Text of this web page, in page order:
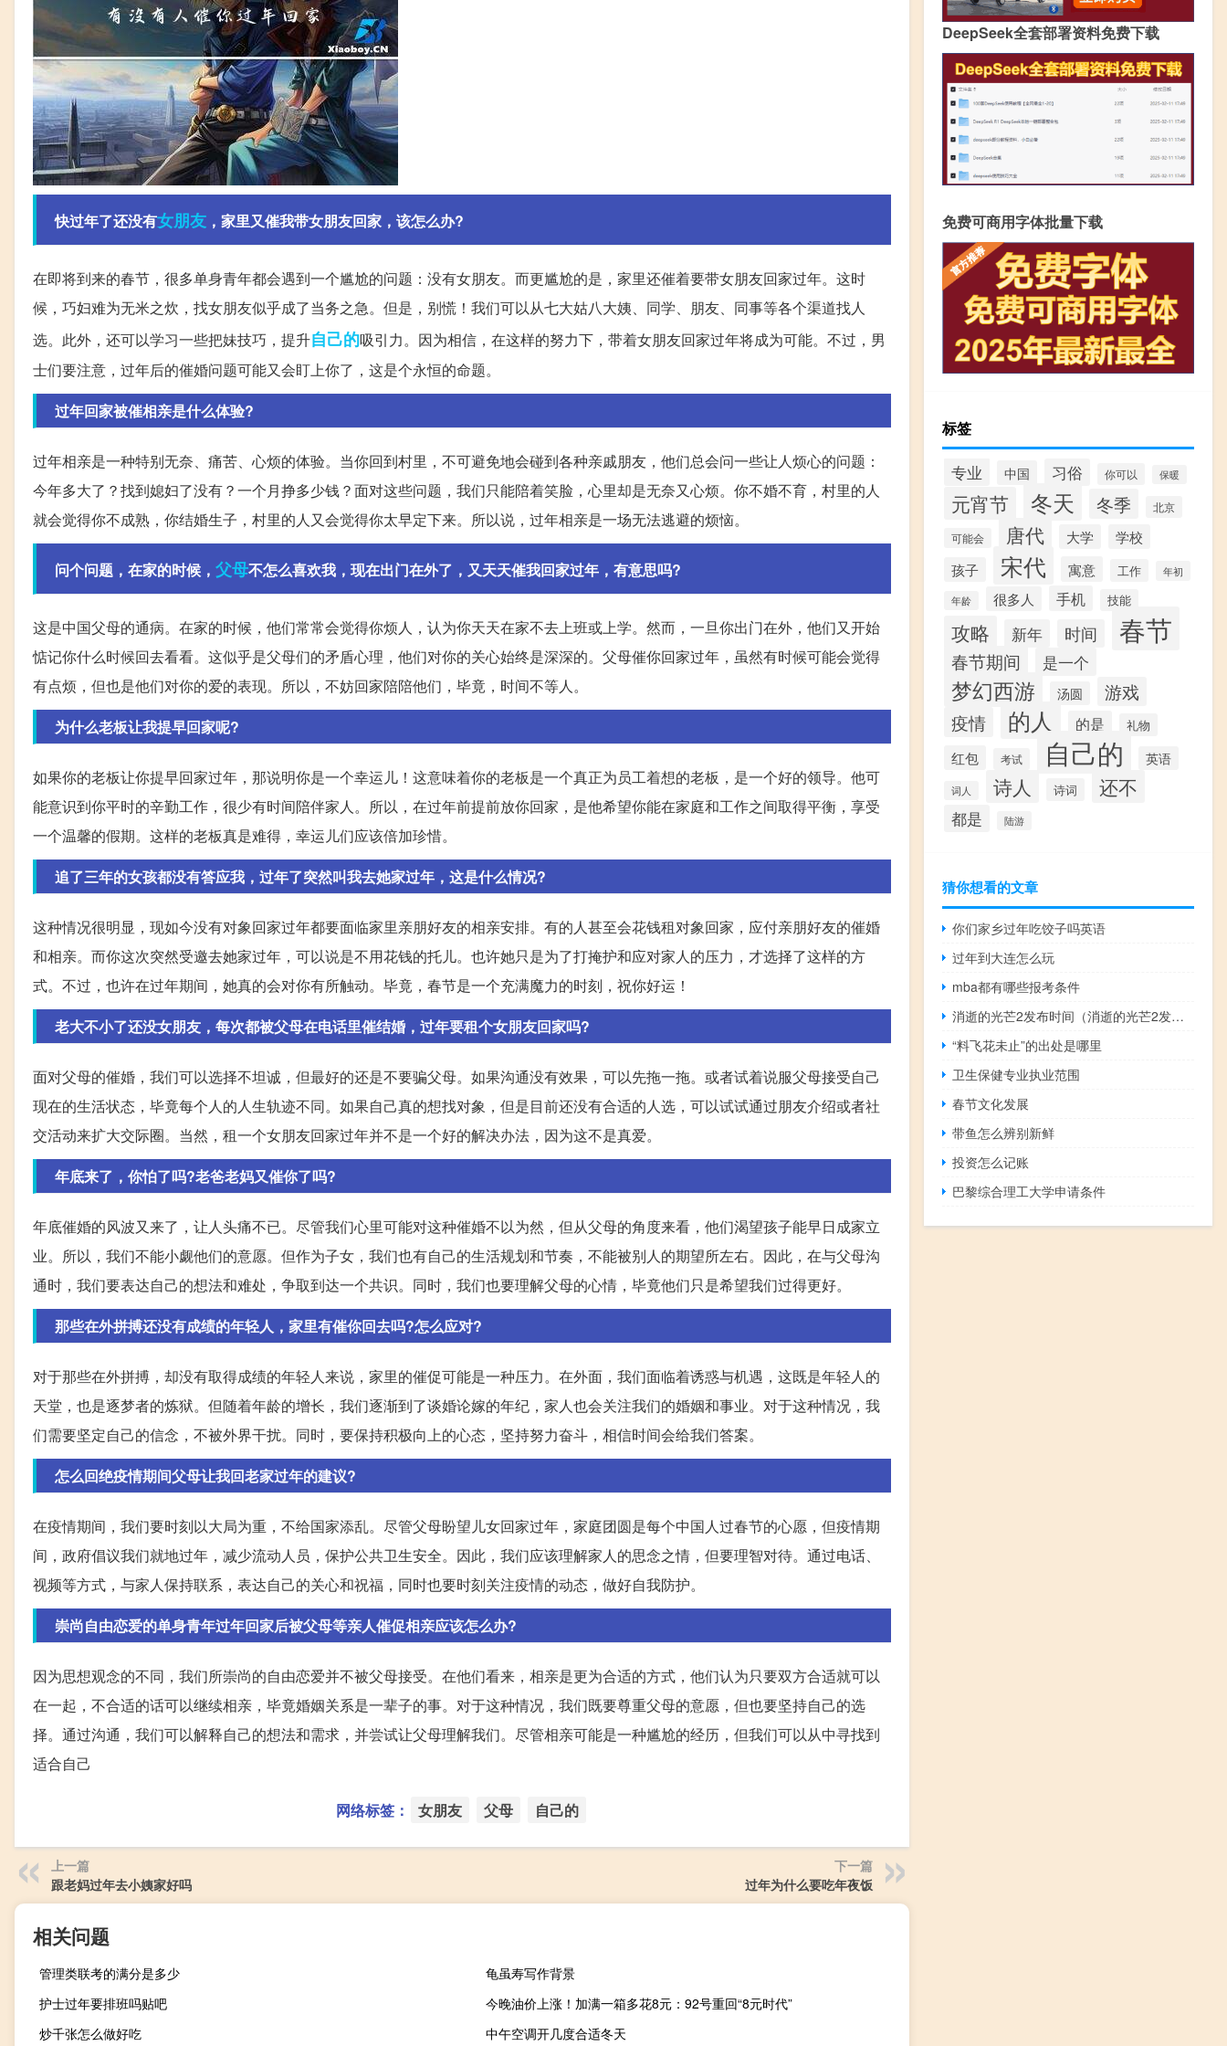
快过年了还没有女朋友 ，家里又催我带女朋友回家，该怎么办?
在即将到来的春节，很多单身青年都会遇到一个尴尬的问题：没有女朋友。而更尴尬的是，家里还催着要带女朋友回家过年。这时
候，巧妇难为无米之炊，找女朋友似乎成了当务之急。但是，别慌！我们可以从七大姑八大姨、同学、朋友、同事等各个渠道找人
选。此外，还可以学习一些把妹技巧，提升自己的吸引力。因为相信，在这样的努力下，带着女朋友回家过年将成为可能。不过，男
士们要注意，过年后的催婚问题可能又会盯上你了，这是个永恒的命题。
过年回家被催相亲是什么体验?
过年相亲是一种特别无奈、痛苦、心烦的体验。当你回到村里，不可避免地会碰到各种亲戚朋友，他们总会问一些让人烦心的问题：
今年多大了？找到媳妇了没有？一个月挣多少钱？面对这些问题，我们只能陪着笑脸，心里却是无奈又心烦。你不婚不育，村里的人
就会觉得你不成熟，你结婚生子，村里的人又会觉得你太早定下来。所以说，过年相亲是一场无法逃避的烦恼。
问个问题，在家的时候， 父母不怎么喜欢我，现在出门在外了，又天天催我回家过年，有意思吗?
这是中国父母的通病。在家的时候，他们常常会觉得你烦人，认为你天天在家不去上班或上学。然而，一旦你出门在外，他们又开始
惦记你什么时候回去看看。这似乎是父母们的矛盾心理，他们对你的关心始终是深深的。父母催你回家过年，虽然有时候可能会觉得
有点烦，但也是他们对你的爱的表现。所以，不妨回家陪陪他们，毕竟，时间不等人。
为什么老板让我提早回家呢?
如果你的老板让你提早回家过年，那说明你是一个幸运儿！这意味着你的老板是一个真正为员工着想的老板，是一个好的领导。他可
能意识到你平时的辛勤工作，很少有时间陪伴家人。所以，在过年前提前放你回家，是他希望你能在家庭和工作之间取得平衡，享受
一个温馨的假期。这样的老板真是难得，幸运儿们应该倍加珍惜。
追了三年的女孩都没有答应我，过年了突然叫我去她家过年，这是什么情况?
这种情况很明显，现如今没有对象回家过年都要面临家里亲朋好友的相亲安排。有的人甚至会花钱租对象回家，应付亲朋好友的催婚
和相亲。而你这次突然受邀去她家过年，可以说是不用花钱的托儿。也许她只是为了打掩护和应对家人的压力，才选择了这样的方
式。不过，也许在过年期间，她真的会对你有所触动。毕竟，春节是一个充满魔力的时刻，祝你好运！
老大不小了还没女朋友，每次都被父母在电话里催结婚，过年要租个女朋友回家吗?
面对父母的催婚，我们可以选择不坦诚，但最好的还是不要骗父母。如果沟通没有效果，可以先拖一拖。或者试着说服父母接受自己
现在的生活状态，毕竟每个人的人生轨迹不同。如果自己真的想找对象，但是目前还没有合适的人选，可以试试通过朋友介绍或者社
交活动来扩大交际圈。当然，租一个女朋友回家过年并不是一个好的解决办法，因为这不是真爱。
年底来了，你怕了吗?老爸老妈又催你了吗?
年底催婚的风波又来了，让人头痛不已。尽管我们心里可能对这种催婚不以为然，但从父母的角度来看，他们渴望孩子能早日成家立
业。所以，我们不能小觑他们的意愿。但作为子女，我们也有自己的生活规划和节奏，不能被别人的期望所左右。因此，在与父母沟
通时，我们要表达自己的想法和难处，争取到达一个共识。同时，我们也要理解父母的心情，毕竟他们只是希望我们过得更好。
那些在外拼搏还没有成绩的年轻人，家里有催你回去吗?怎么应对?
对于那些在外拼搏，却没有取得成绩的年轻人来说，家里的催促可能是一种压力。在外面，我们面临着诱惑与机遇，这既是年轻人的
天堂，也是逐梦者的炼狱。但随着年龄的增长，我们逐渐到了谈婚论嫁的年纪，家人也会关注我们的婚姻和事业。对于这种情况，我
们需要坚定自己的信念，不被外界干扰。同时，要保持积极向上的心态，坚持努力奋斗，相信时间会给我们答案。
怎么回绝疫情期间父母让我回老家过年的建议?
在疫情期间，我们要时刻以大局为重，不给国家添乱。尽管父母盼望儿女回家过年，家庭团圆是每个中国人过春节的心愿，但疫情期
间，政府倡议我们就地过年，减少流动人员，保护公共卫生安全。因此，我们应该理解家人的思念之情，但要理智对待。通过电话、
视频等方式，与家人保持联系，表达自己的关心和祝福，同时也要时刻关注疫情的动态，做好自我防护。
崇尚自由恋爱的单身青年过年回家后被父母等亲人催促相亲应该怎么办?
因为思想观念的不同，我们所崇尚的自由恋爱并不被父母接受。在他们看来，相亲是更为合适的方式，他们认为只要双方合适就可以
在一起，不合适的话可以继续相亲，毕竟婚姻关系是一辈子的事。对于这种情况，我们既要尊重父母的意愿，但也要坚持自己的选
择。通过沟通，我们可以解释自己的想法和需求，并尝试让父母理解我们。尽管相亲可能是一种尴尬的经历，但我们可以从中寻找到
适合自己
网络标签： 女朋友 父母 自己的
上一篇
跟老妈过年去小姨家好吗
下一篇
过年为什么要吃年夜饭
相关问题
管理类联考的满分是多少
龟虽寿写作背景
护士过年要排班吗贴吧
今晚油价上涨！加满一箱多花8元：92号重回“8元时代”
炒千张怎么做好吃
中午空调开几度合适冬天
DeepSeek全套部署资料免费下载
免费可商用字体批量下载
标签
专业 中国 习俗 你可以 保暖
元宵节 冬天 冬季 北京
可能会 唐代 大学
学校
孩子
宋代 寓意 工作 年初
年龄 很多人 手机 技能
攻略 新年 时间 春节
春节期间 是一个
梦幻西游 汤圆 游戏
疫情 的人 的是 礼物
红包 考试 自己的 英语
词人 诗人 诗词 还不
都是 陆游
猜你想看的文章
你们家乡过年吃饺子吗英语
过年到大连怎么玩
mba都有哪些报考条件
消逝的光芒2发布时间（消逝的光芒2发售日期）
“料飞花未止”的出处是哪里
卫生保健专业执业范围
春节文化发展
带鱼怎么辨别新鲜
投资怎么记账
巴黎综合理工大学申请条件